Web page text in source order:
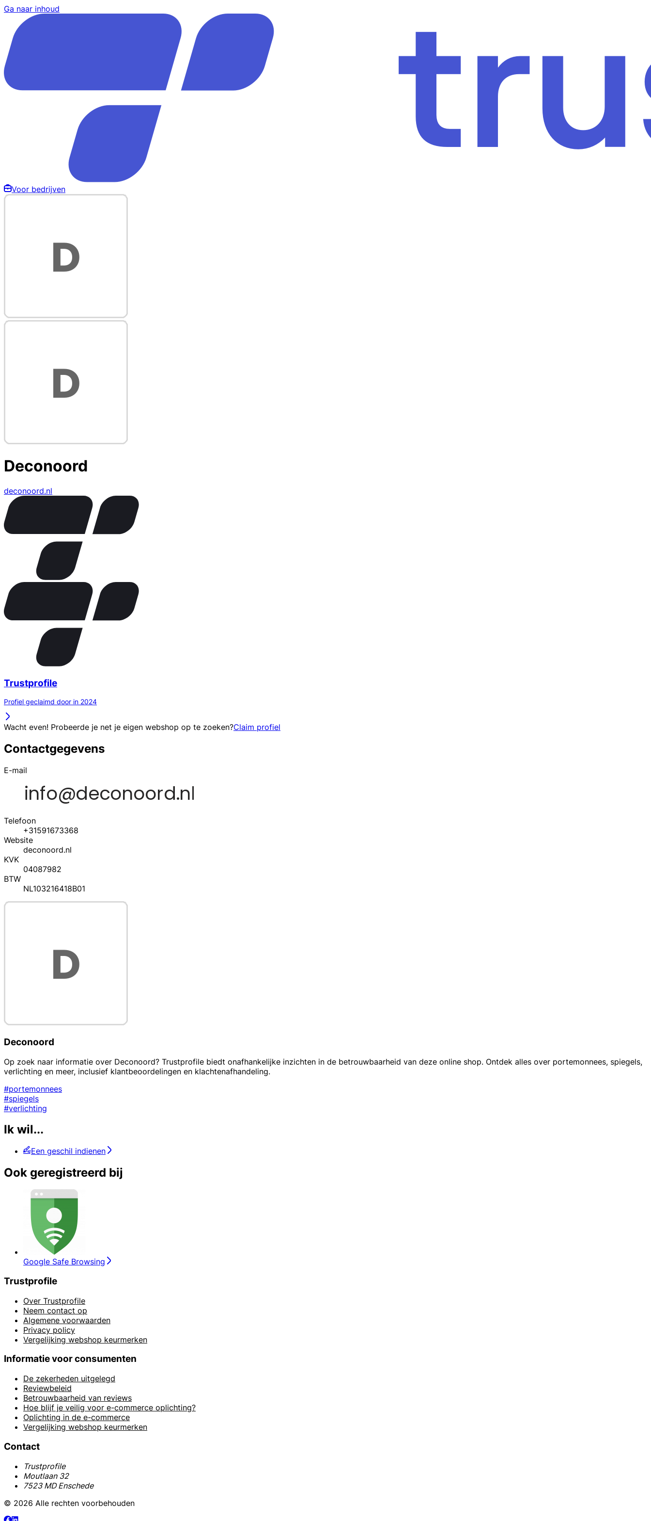
Ga naar inhoud
Voor bedrijven
Deconoord
deconoord.nl
Trustprofile
Profiel geclaimd door in 2024
Wacht even! Probeerde je net je eigen webshop op te zoeken?Claim profiel
Contactgegevens
E-mail
Telefoon
+31591673368
Website
deconoord.nl
KVK
04087982
BTW
NL103216418B01
Deconoord
Op zoek naar informatie over Deconoord? Trustprofile biedt onafhankelijke inzichten in de betrouwbaarheid van deze online shop. Ontdek alles over portemonnees, spiegels,
verlichting en meer, inclusief klantbeoordelingen en klachtenafhandeling.
#portemonnees
#spiegels
#verlichting
Ik wil...
Een geschil indienen
Ook geregistreerd bij
Google Safe Browsing
Trustprofile
Over Trustprofile
Neem contact op
Algemene voorwaarden
Privacy policy
Vergelijking webshop keurmerken
Informatie voor consumenten
De zekerheden uitgelegd
Reviewbeleid
Betrouwbaarheid van reviews
Hoe blijf je veilig voor e-commerce oplichting?
Oplichting in de e-commerce
Vergelijking webshop keurmerken
Contact
Trustprofile
Moutlaan 32
7523 MD Enschede
© 2026 Alle rechten voorbehouden